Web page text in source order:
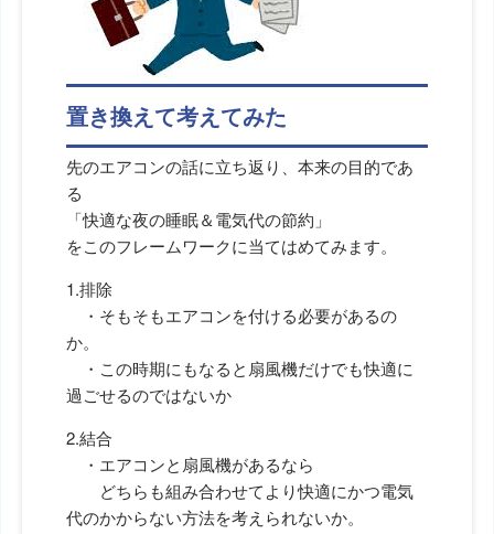
置き換えて考えてみた
先のエアコンの話に立ち返り、本来の目的であ
る
「快適な夜の睡眠＆電気代の節約」
をこのフレームワークに当てはめてみます。
1.排除
・そもそもエアコンを付ける必要があるの
か。
・この時期にもなると扇風機だけでも快適に
過ごせるのではないか
2.結合
・エアコンと扇風機があるなら
どちらも組み合わせてより快適にかつ電気
代のかからない方法を考えられないか。